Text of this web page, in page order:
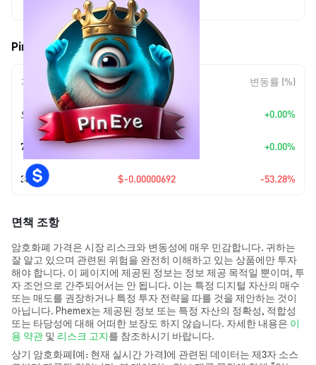
$0.00000607
PinEye (PINEYE) 가격 움직임
기간 변동 폭 변동률 (%)
오늘 +$0.00 +0.00%
7일 +$0.00 +0.00%
30일 $-0.00000692 -53.28%
면책 조항
암호화폐 가격은 시장 리스크와 변동성에 매우 민감합니다. 귀하는
잘 알고 있으며 관련된 위험을 완전히 이해하고 있는 상품에만 투자
해야 합니다. 이 페이지에 제공된 정보는 정보 제공 목적일 뿐이며, 투
자 조언으로 간주되어서는 안 됩니다. 이는 특정 디지털 자산의 매수
또는 매도를 권장하거나 특정 투자 전략을 따를 것을 제안하는 것이
아닙니다. Phemex는 제공된 정보 또는 특정 자산의 정확성, 적합성
또는 타당성에 대해 어떠한 보장도 하지 않습니다. 자세한 내용은 이
용 약관 및 리스크 고지를 참조하시기 바랍니다.
상기 암호화폐(예: 현재 실시간 가격)에 관련된 데이터는 제3자 소스